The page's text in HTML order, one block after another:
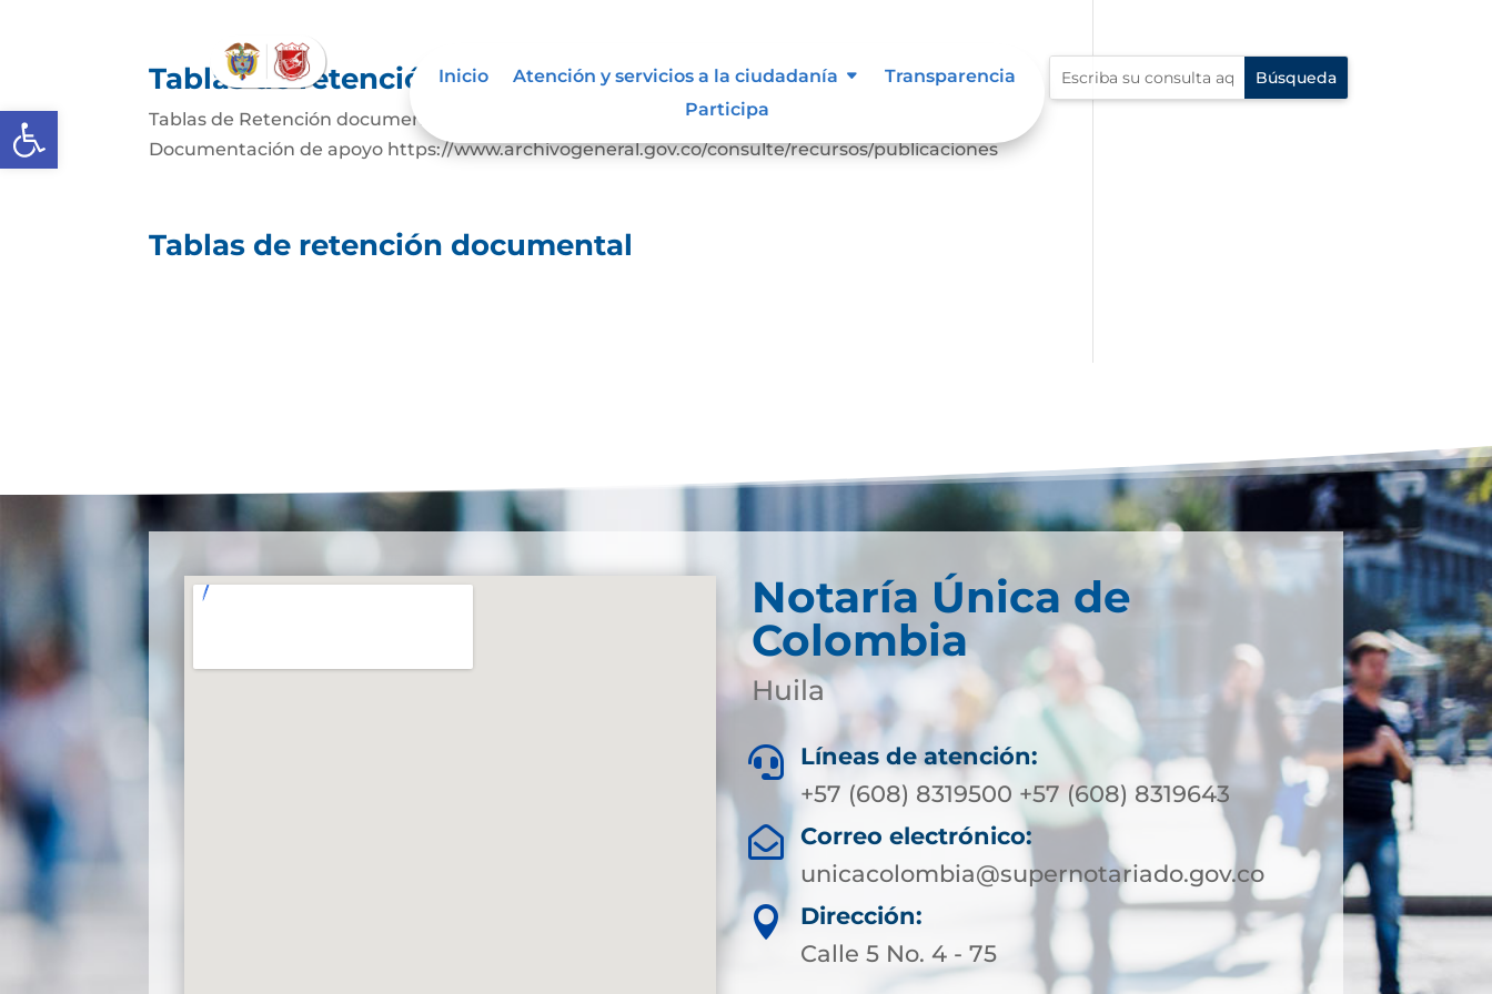
Abrir barra de herramientas
Inicio Atención y servicios a la ciudadanía
Transparencia
Participa
Tablas de retención documental
Tablas de Retención documental Descarga Cuadro clasificación documentalDescarga
Documentación de apoyo https://www.archivogeneral.gov.co/consulte/recursos/publicaciones
Tablas de retención documental
Notaría Única de
Colombia
Huila

Líneas de atención:
+57 (608) 8319500 +57 (608) 8319643

Correo electrónico:
unicacolombia@supernotariado.gov.co

Dirección:
Calle 5 No. 4 - 75